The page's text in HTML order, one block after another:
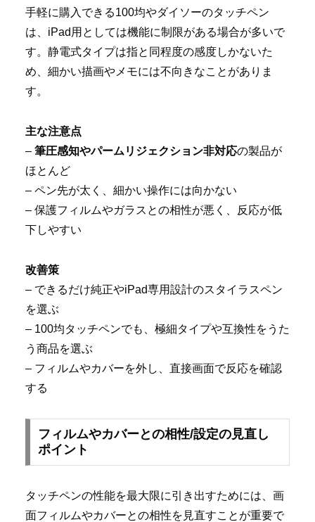
手軽に購入できる100均やダイソーのタッチペン
は、iPad用としては機能に制限がある場合が多いで
す。静電式タイプは指と同程度の感度しかないた
め、細かい描画やメモには不向きなことがありま
す。
主な注意点
– 筆圧感知やパームリジェクション非対応の製品が
ほとんど
– ペン先が太く、細かい操作には向かない
– 保護フィルムやガラスとの相性が悪く、反応が低
下しやすい
改善策
– できるだけ純正やiPad専用設計のスタイラスペン
を選ぶ
– 100均タッチペンでも、極細タイプや互換性をうた
う商品を選ぶ
– フィルムやカバーを外し、直接画面で反応を確認
する
フィルムやカバーとの相性/設定の見直し
ポイント
タッチペンの性能を最大限に引き出すためには、画
面フィルムやカバーとの相性を見直すことが重要で